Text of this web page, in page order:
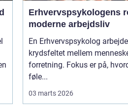
Erhvervspsykologens
moderne arbejdsliv
En Erhvervspsykolog
krydsfeltet mellem
forretning. Fokus er på,
føle...
03 marts 2026